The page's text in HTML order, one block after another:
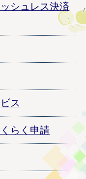
シュレス決済
ス
らく申請